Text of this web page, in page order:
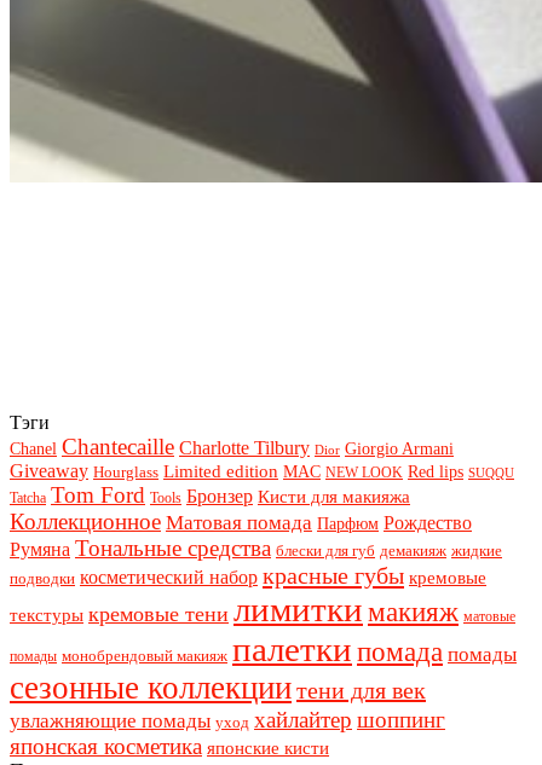
Тэги
Chanel Chantecaille Charlotte Tilbury Dior Giorgio Armani
Giveaway Hourglass Limited edition MAC NEW LOOK Red lips SUQQU
Tatcha Tom Ford Tools Бронзер Кисти для макияжа
Коллекционное Матовая помада Парфюм Рождество
Румяна Тональные средства блески для губ демакияж жидкие
подводки косметический набор красные губы кремовые
текстуры кремовые тени лимиткимакияж матовые
помады монобрендовый макияж палеткипомада помады
сезонные коллекциитени для век
увлажняющие помады уход хайлайтер шоппинг
японская косметика японские кисти